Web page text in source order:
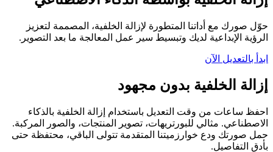
حوّل صورك مع أداتنا المتطورة لإزالة الخلفية، المصممة لتعزيز
الرؤية الإبداعية لديك وتبسيط سير عمل المعالجة ما بعد التصوير.
ابدأ بالتعديل الآن
إزالة الخلفية بدون مجهود
احفظ ساعات من وقت التعديل باستخدام إزالة الخلفية بالذكاء
الاصطناعي. مثالي للبورتريهات، تصوير المنتجات، والصور المركبة.
حمل صورتك ودع خوارزميتنا المتقدمة تتولى الباقي، محتفظة حتى
بأدق التفاصيل.